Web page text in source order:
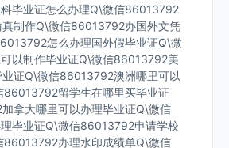
毕业证怎么办理Q\微信86013792
真制作Q\微信86013792办国外文凭
怎么办理国外假毕业证Q\微
以制作毕业证Q\微信86013792美
业证Q\微信86013792澳洲哪里可以
86013792留学生在哪里买毕业证
拿大哪里可以办理毕业证Q\微信
毕业证Q\微信86013792申请学校
86013792办理水印成绩单Q\微信